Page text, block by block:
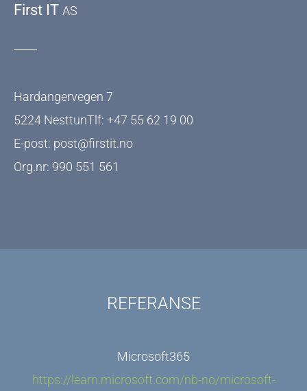
First IT AS
Hardangervegen 7
5224 NesttunTlf: +47 55 62 19 00
E-post: post@firstit.no
Org.nr: 990 551 561
REFERANSE
Microsoft365
https://learn.microsoft.com/nb-no/microsoft-